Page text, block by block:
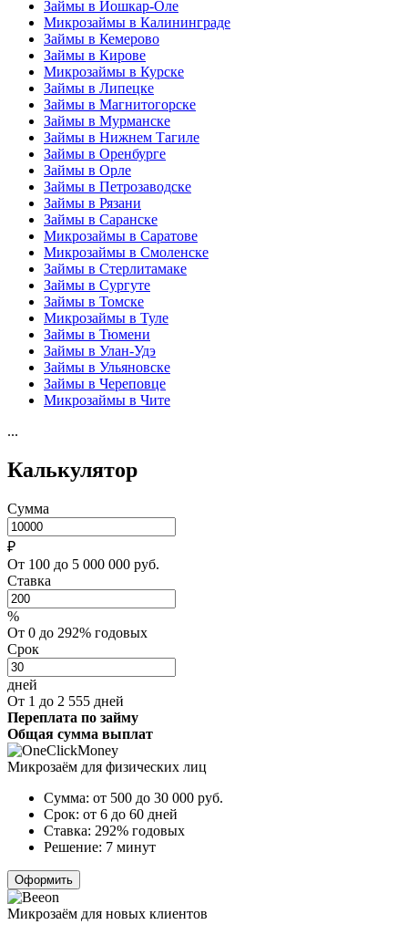
Займы в Йошкар-Оле
Микрозаймы в Калининграде
Займы в Кемерово
Займы в Кирове
Микрозаймы в Курске
Займы в Липецке
Займы в Магнитогорске
Займы в Мурманске
Займы в Нижнем Тагиле
Займы в Оренбурге
Займы в Орле
Займы в Петрозаводске
Займы в Рязани
Займы в Саранске
Микрозаймы в Саратове
Микрозаймы в Смоленске
Займы в Стерлитамаке
Займы в Сургуте
Займы в Томске
Микрозаймы в Туле
Займы в Тюмени
Займы в Улан-Удэ
Займы в Ульяновске
Займы в Череповце
Микрозаймы в Чите
...
Калькулятор
Сумма
₽
От 100 до 5 000 000 руб.
Ставка
%
От 0 до 292% годовых
Срок
дней
От 1 до 2 555 дней
Переплата по займу
Общая сумма выплат
Микрозаём для физических лиц
Сумма: от 500 до 30 000 руб.
Срок: от 6 до 60 дней
Ставка: 292% годовых
Решение: 7 минут
Оформить
Микрозаём для новых клиентов